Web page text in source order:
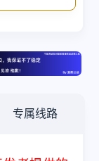
专属线路